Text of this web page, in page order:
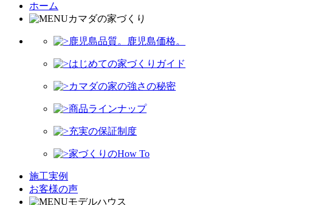
ホーム
カマダの家づくり
鹿児島品質。鹿児島価格。
はじめての家づくりガイド
カマダの家の強さの秘密
商品ラインナップ
充実の保証制度
家づくりのHow To
施工実例
お客様の声
モデルハウス